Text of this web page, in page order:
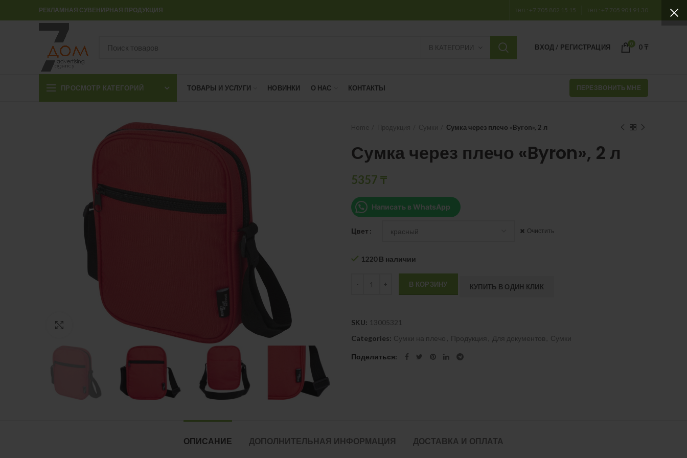
РЕКЛАМНАЯ СУВЕНИРНАЯ ПРОДУКЦИЯ тел.: +7 705 802 15 15 тел.: +7 705 901 91 30
В КАТЕГОРИИ ВХОД / РЕГИСТРАЦИЯ 0 0 ₸
ПРОСМОТР КАТЕГОРИЙ ТОВАРЫ И УСЛУГИ НОВИНКИ О НАС КОНТАКТЫ ПЕРЕЗВОНИТЬ МНЕ
Нажмите, чтобы увеличить
Сумка через плечо «Byron», 2 л
Сумка через плечо «Byron», 2 л
5357 ₸
Написать в WhatsApp
Цвет Очистить
1220 В наличии
В КОРЗИНУ КУПИТЬ В ОДИН КЛИК
SKU: 13005321
Categories: Сумки на плечо Продукция Для документов Сумки
Поделиться
ОПИСАНИЕ ДОПОЛНИТЕЛЬНАЯ ИНФОРМАЦИЯ ДОСТАВКА И ОПЛАТА